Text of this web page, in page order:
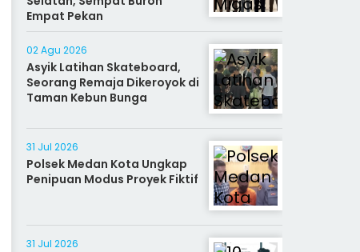
Empat Pekan
02 Agu 2026
Asyik Latihan Skateboard,
Seorang Remaja Dikeroyok di
Taman Kebun Bunga
31 Jul 2026
Polsek Medan Kota Ungkap
Penipuan Modus Proyek Fiktif
31 Jul 2026